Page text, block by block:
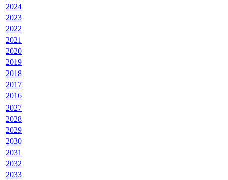
2024
2023
2022
2021
2020
2019
2018
2017
2016
2027
2028
2029
2030
2031
2032
2033